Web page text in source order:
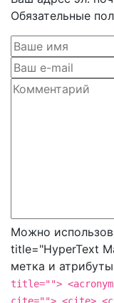
Обязательные
Можно
title="HyperText
метка и
title="">
cite=""> <cite>